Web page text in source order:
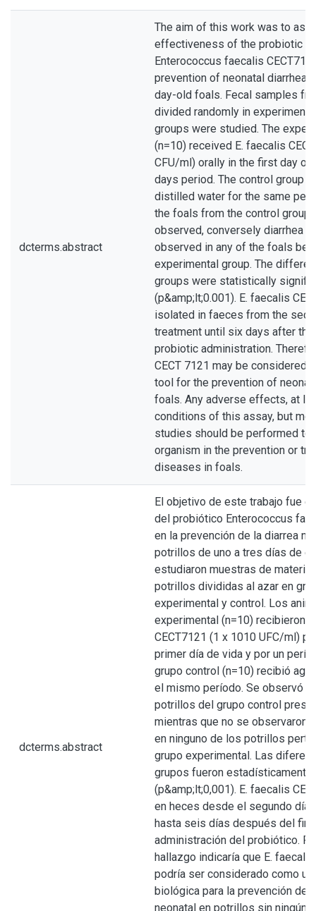
dcterms.abstract
The aim of this work was to
effectiveness of the probiotic
Enterococcus faecalis
prevention of neonatal diarrhea
day-old foals. Fecal samples
divided randomly in
groups were studied. The
(n=10) received E. faecalis
CFU/ml) orally in the first day of
days period. The control group
distilled water for the same
the foals from the control group
observed, conversely diarrhea
observed in any of the foals
experimental group. The
groups were statistically
(p&amp;lt;0.001). E. faecalis
isolated in faeces from the
treatment until six days after
probiotic administration.
CECT 7121 may be considered
tool for the prevention of
foals. Any adverse effects, at
conditions of this assay, but
studies should be performed to
organism in the prevention or
diseases in foals.
dcterms.abstract
El objetivo de este trabajo fue
del probiótico Enterococcus
en la prevención de la diarrea
potrillos de uno a tres días de
estudiaron muestras de materia
potrillos divididas al azar en
experimental y control. Los
experimental (n=10) recibieron
CECT7121 (1 x 1010 UFC/ml)
primer día de vida y por un
grupo control (n=10) recibió
el mismo período. Se observó
potrillos del grupo control
mientras que no se observaron
en ninguno de los potrillos
grupo experimental. Las
grupos fueron
(p&amp;lt;0,001). E. faecalis
en heces desde el segundo día
hasta seis días después del
administración del probiótico.
hallazgo indicaría que E.
podría ser considerado como
biológica para la prevención de
neonatal en potrillos sin ningún